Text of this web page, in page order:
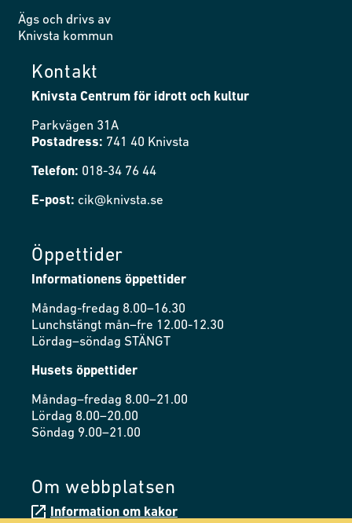
Ägs och drivs av
Knivsta kommun
Kontakt
Knivsta Centrum för idrott och kultur
Parkvägen 31A
Postadress: 741 40 Knivsta
Telefon: 018-34 76 44
E-post: cik@knivsta.se
Öppettider
Informationens öppettider
Måndag-fredag 8.00–16.30
Lunchstängt mån–fre 12.00-12.30
Lördag–söndag STÄNGT
Husets öppettider
Måndag–fredag 8.00–21.00
Lördag 8.00–20.00
Söndag 9.00–21.00
Om webbplatsen
Information om kakor